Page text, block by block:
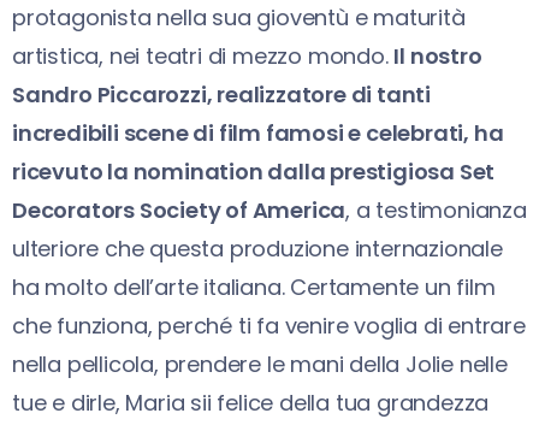
protagonista nella sua gioventù e maturità
artistica, nei teatri di mezzo mondo. Il nostro
Sandro Piccarozzi, realizzatore di tanti
incredibili scene di film famosi e celebrati, ha
ricevuto la nomination dalla prestigiosa Set
Decorators Society of America, a testimonianza
ulteriore che questa produzione internazionale
ha molto dell’arte italiana. Certamente un film
che funziona, perché ti fa venire voglia di entrare
nella pellicola, prendere le mani della Jolie nelle
tue e dirle, Maria sii felice della tua grandezza